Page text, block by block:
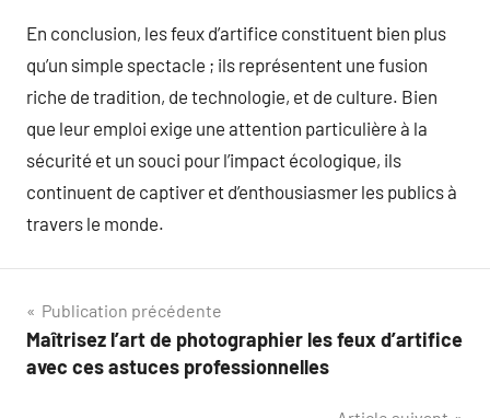
En conclusion, les feux d’artifice constituent bien plus
qu’un simple spectacle ; ils représentent une fusion
riche de tradition, de technologie, et de culture. Bien
que leur emploi exige une attention particulière à la
sécurité et un souci pour l’impact écologique, ils
continuent de captiver et d’enthousiasmer les publics à
travers le monde.
Navigation
de
Publication précédente
Maîtrisez l’art de photographier les feux d’artifice
avec ces astuces professionnelles